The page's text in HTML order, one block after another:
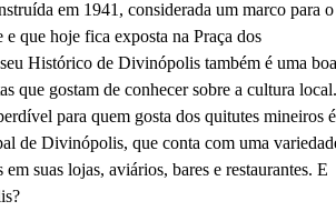
em 1941, considerada um marco para o
e que hoje fica exposta na Praça dos
Histórico de Divinópolis também é uma boa
que gostam de conhecer sobre a cultura
para quem gosta dos quitutes mineiros é
de Divinópolis, que conta com uma
suas lojas, aviários, bares e restaurantes. E